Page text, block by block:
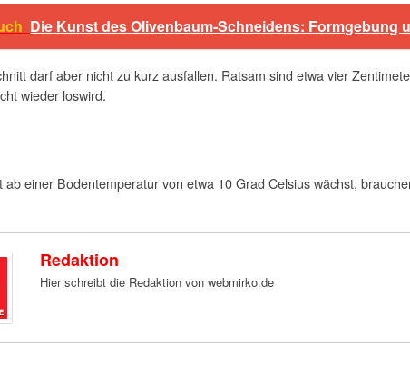
Die Kunst des Olivenbaum-Schneidens: Formgebung
darf aber nicht zu kurz ausfallen. Ratsam sind etwa vier
wieder loswird.
ab einer Bodentemperatur von etwa 10 Grad Celsius wächst,
Redaktion
Hier schreibt die Redaktion von webmirko.de